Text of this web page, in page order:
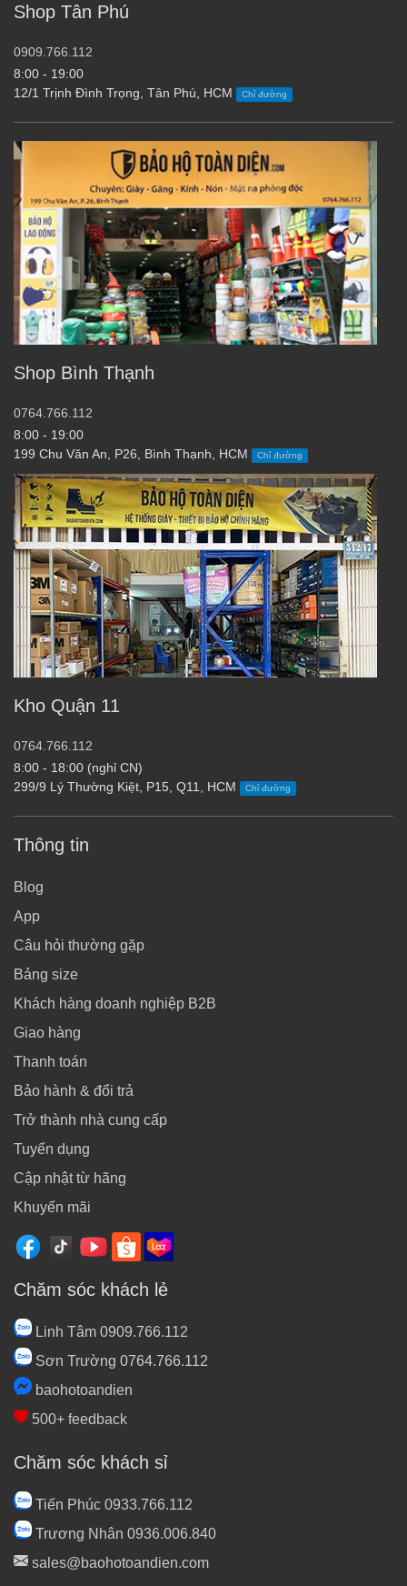
Shop Tân Phú
0909.766.112
8:00 - 19:00
12/1 Trịnh Đình Trọng, Tân Phú, HCM
Chỉ đường
Shop Bình Thạnh
0764.766.112
8:00 - 19:00
199 Chu Văn An, P26, Bình Thạnh, HCM
Chỉ đường
Kho Quận 11
0764.766.112
8:00 - 18:00 (nghỉ CN)
299/9 Lý Thường Kiệt, P15, Q11, HCM
Chỉ đường
Thông tin
Blog
App
Câu hỏi thường gặp
Bảng size
Khách hàng doanh nghiệp B2B
Giao hàng
Thanh toán
Bảo hành & đổi trả
Trở thành nhà cung cấp
Tuyển dụng
Cập nhật từ hãng
Khuyến mãi
Chăm sóc khách lẻ
Linh Tâm 0909.766.112
Sơn Trường 0764.766.112
baohotoandien
500+ feedback
Chăm sóc khách sỉ
Tiến Phúc 0933.766.112
Trương Nhân 0936.006.840
sales@baohotoandien.com